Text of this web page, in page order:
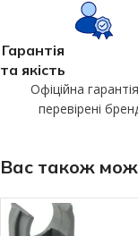
Гарантія
та якість
Офіційна
перевірені
Вас також